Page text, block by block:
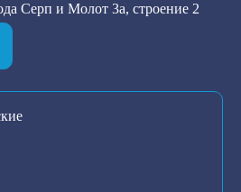
Серп и Молот 3а, строение 2